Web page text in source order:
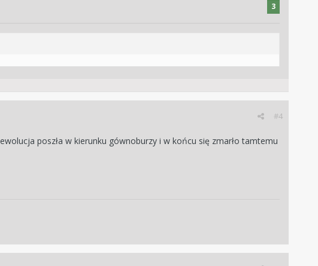
3
#4
poszła w kierunku gównoburzy i w końcu się zmarło tamtemu